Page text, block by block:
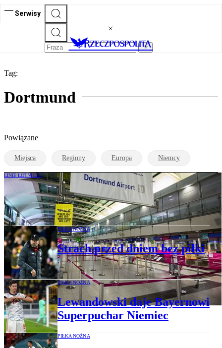
Serwisy
Tag:
Dortmund
Powiązane
Miejsca Regiony Europa Niemcy
LINIE LOTNICZE
Wizz Air dokłada Dortmund do swojej
warszawskiej siatki
PIŁKA NOŻNA
Strach przed dniem bez piłki
PIŁKA NOŻNA
Lewandowski daje Bayernowi
Superpuchar Niemiec
PIŁKA NOŻNA